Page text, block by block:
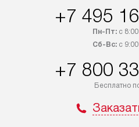
интересен товар «Под
приобретения с
доставляются бесплатно
по Москве в пределах МКАД,
не предусмотрена.
+7 495
Пн-Пт:с 8:00
Сб-Вс:с 9:00
+7 800
Бесплатно